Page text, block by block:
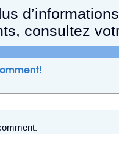
consultez